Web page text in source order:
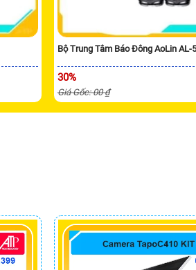
Bộ Trung Tâm Báo Đông AoLin AL-
30%
Giá Gốc: 00 ₫